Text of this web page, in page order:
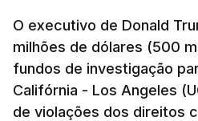
O executivo de Donald
milhões de dólares (500
fundos de investigação
Califórnia - Los Angeles
de violações dos direitos